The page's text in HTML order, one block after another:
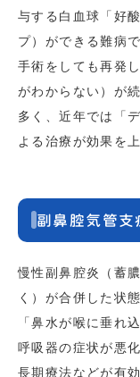
与する白血球「好
プ）ができる難病で
手術をしても再発
がわからない）が
多く、近年では「
よる治療が効果を
副鼻腔気管支
慢性副鼻腔炎（蓄
く）が合併した状態
「鼻水が喉に垂れ
呼吸器の症状が悪
長期療法などが有